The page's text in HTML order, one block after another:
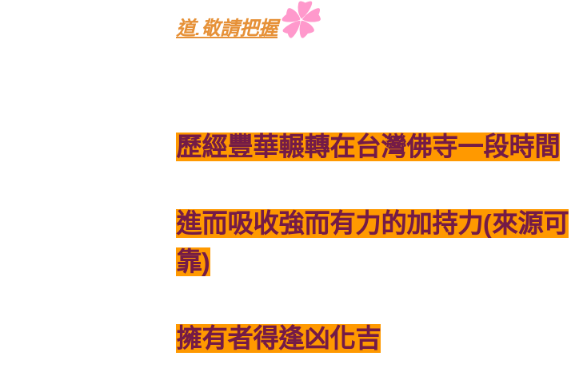
道.敬請把握✿
歷經豐華輾轉在台灣佛寺一段時間
進而吸收強而有力的加持力(來源可
靠)
擁有者得逢凶化吉